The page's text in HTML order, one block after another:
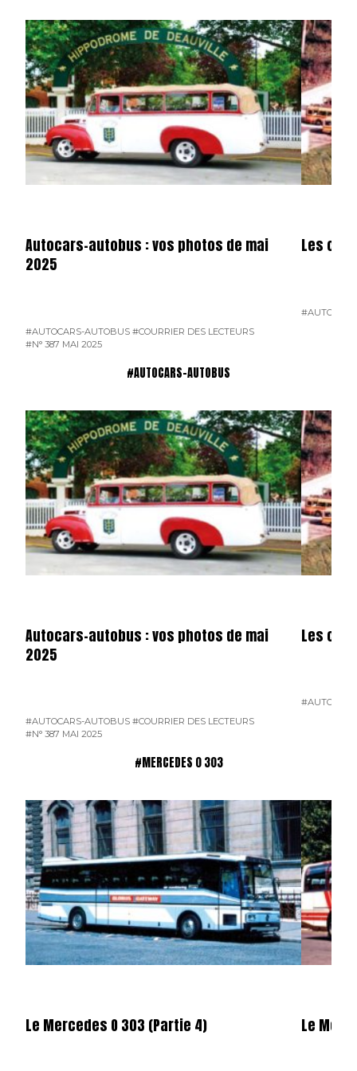
Autocars-autobus : vos photos de mai
2025
#AUTOCARS-AUTOBUS #COURRIER DES LECTEURS
#N° 387 MAI 2025
Les
#AUTOCARS-AUTOBUS
Autocars-autobus : vos photos de mai
2025
#AUTOCARS-AUTOBUS #COURRIER DES LECTEURS
#N° 387 MAI 2025
Les
#MERCEDES 0 303
Le Mercedes O 303 (Partie 4) Le